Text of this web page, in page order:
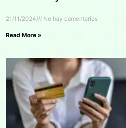
21/11/2024 No hay comentarios
Read More »